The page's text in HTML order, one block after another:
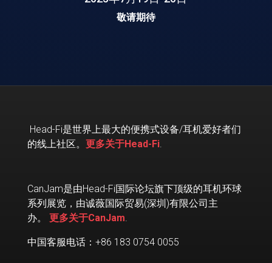
敬请期待
Head-Fi是世界上最大的便携式设备/耳机爱好者们
的线上社区。 更多关于Head-Fi.
CanJam是由Head-Fi国际论坛旗下顶级的耳机环球
系列展览，由诚薇国际贸易(深圳)有限公司主
办。 更多关于CanJam
中国客服电话：+86 183 0754 0055